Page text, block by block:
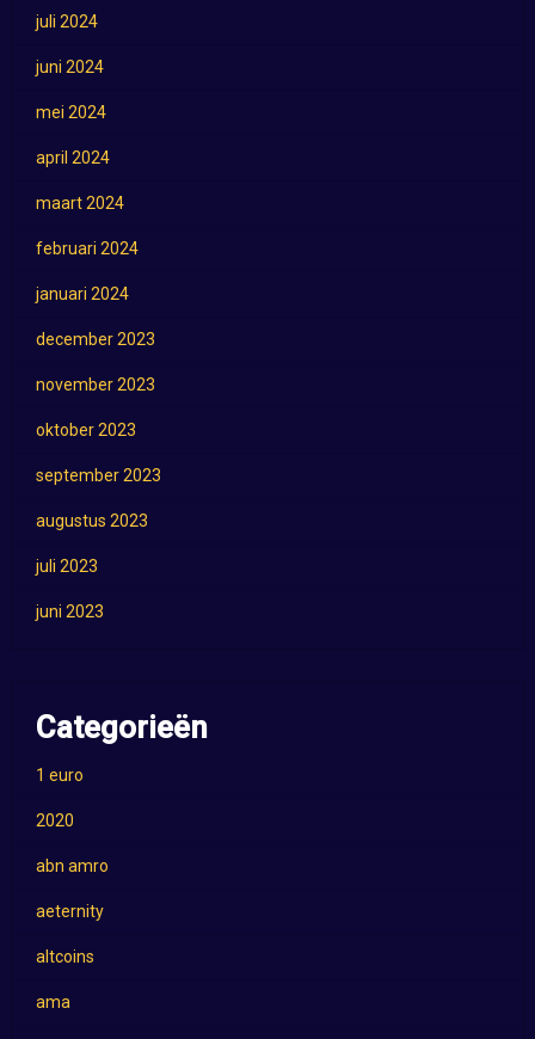
juli 2024
juni 2024
mei 2024
april 2024
maart 2024
februari 2024
januari 2024
december 2023
november 2023
oktober 2023
september 2023
augustus 2023
juli 2023
juni 2023
Categorieën
1 euro
2020
abn amro
aeternity
altcoins
ama